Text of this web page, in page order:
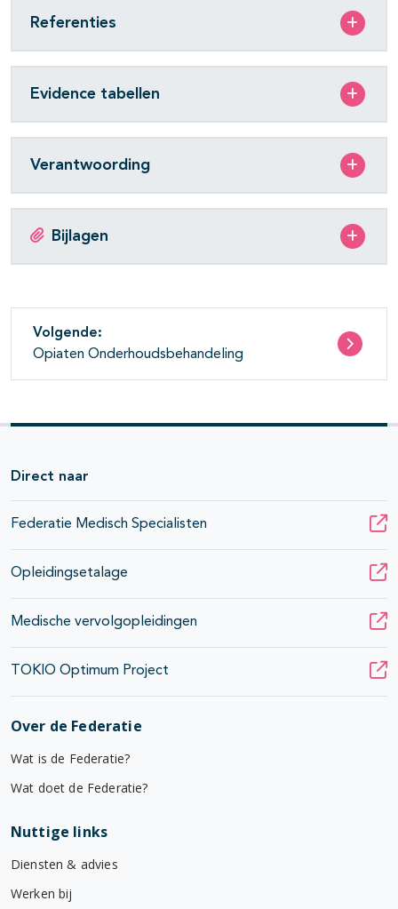
open- en dichtklappen
open- en dichtklappen
Referenties
Evidence tabellen
Verantwoording
Bijlagen
Volgende:
Opiaten Onderhoudsbehandeling
Direct naar
Federatie Medisch Specialisten
Opleidingsetalage
Medische vervolgopleidingen
TOKIO Optimum Project
Over de Federatie
Wat is de Federatie?
Wat doet de Federatie?
Nuttige links
Diensten & advies
Werken bij